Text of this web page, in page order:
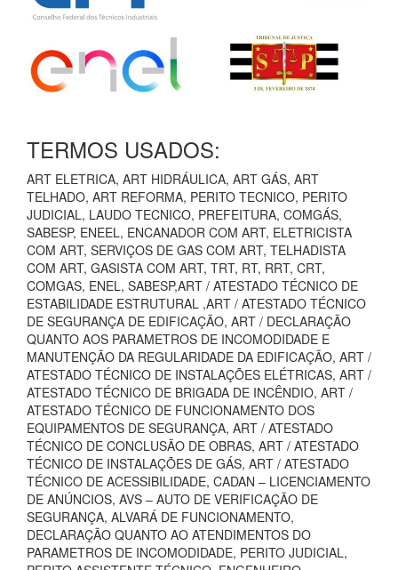
TERMOS USADOS:
ART ELETRICA, ART HIDRÁULICA, ART GÁS, ART
TELHADO, ART REFORMA, PERITO TECNICO, PERITO
JUDICIAL, LAUDO TECNICO, PREFEITURA, COMGÁS,
SABESP, ENEEL, ENCANADOR COM ART, ELETRICISTA
COM ART, SERVIÇOS DE GAS COM ART, TELHADISTA
COM ART, GASISTA COM ART, TRT, RT, RRT, CRT,
COMGAS, ENEL, SABESP,ART / ATESTADO TÉCNICO DE
ESTABILIDADE ESTRUTURAL ,ART / ATESTADO TÉCNICO
DE SEGURANÇA DE EDIFICAÇÃO, ART / DECLARAÇÃO
QUANTO AOS PARAMETROS DE INCOMODIDADE E
MANUTENÇÃO DA REGULARIDADE DA EDIFICAÇÃO, ART /
ATESTADO TÉCNICO DE INSTALAÇÕES ELÉTRICAS, ART /
ATESTADO TÉCNICO DE BRIGADA DE INCÊNDIO, ART /
ATESTADO TÉCNICO DE FUNCIONAMENTO DOS
EQUIPAMENTOS DE SEGURANÇA, ART / ATESTADO
TÉCNICO DE CONCLUSÃO DE OBRAS, ART / ATESTADO
TÉCNICO DE INSTALAÇÕES DE GÁS, ART / ATESTADO
TÉCNICO DE ACESSIBILIDADE, CADAN – LICENCIAMENTO
DE ANÚNCIOS, AVS – AUTO DE VERIFICAÇÃO DE
SEGURANÇA, ALVARÁ DE FUNCIONAMENTO,
DECLARAÇÃO QUANTO AO ATENDIMENTOS DO
PARAMETROS DE INCOMODIDADE, PERITO JUDICIAL,